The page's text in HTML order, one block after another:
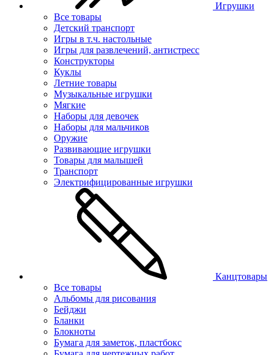
Игрушки
Все товары
Детский транспорт
Игры в т.ч. настольные
Игры для развлечений, антистресс
Конструкторы
Куклы
Летние товары
Музыкальные игрушки
Мягкие
Наборы для девочек
Наборы для мальчиков
Оружие
Развивающие игрушки
Товары для малышей
Транспорт
Электрифицированные игрушки
Канцтовары
Все товары
Альбомы для рисования
Бейджи
Бланки
Блокноты
Бумага для заметок, пластбокс